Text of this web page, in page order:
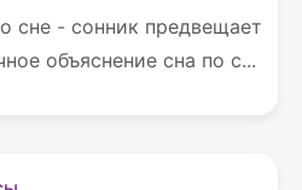
сне - сонник предвещает
объяснение сна по с...